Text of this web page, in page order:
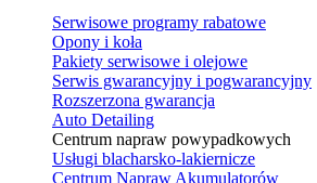
Serwisowe programy rabatowe
Opony i koła
Pakiety serwisowe i olejowe
Serwis gwarancyjny i pogwarancyjny
Rozszerzona gwarancja
Auto Detailing
Centrum napraw powypadkowych
Usługi blacharsko-lakiernicze
Centrum Napraw Akumulatorów